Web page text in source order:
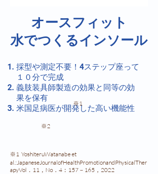
オースフィット
​水でつくるインソール
採型や測定不要！4ステップ座って
１０分で完成
義肢装具師製造の効果と同等の効
果を保有
米国足病医が開発した高い機能性
※1
※2
※1 YoshiteruWatanabe et
al.:JapaneseJournalofHealthPromotionandPhysicalTher
apyVol．11，No．4：157－165，2022